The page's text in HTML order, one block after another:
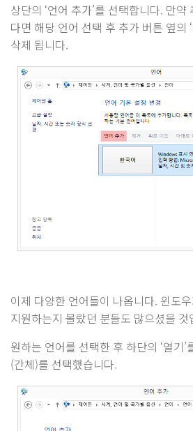
상단의 ‘언어 추가’를 선택합니다. 만
다면 해당 언어 선택 후 추가 버튼 옆의
삭제 됩니다.
이제 다양한 언어들이 나옵니다. 윈도
지원하는지 몰랐던 분들도 많으셨을 것
원하는 언어를 선택한 후 하단의 ‘열기
(간체)를 선택했습니다.